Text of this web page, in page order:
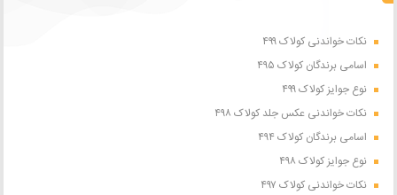
نکات خواندنی کولاک ۴۹۹
اسامی برندگان کولاک ۴۹۵
نوع جوایز کولاک ۴۹۹
نکات خواندنی عکس جلد کولاک ۴۹۸
اسامی برندگان کولاک ۴۹۴
نوع جوایز کولاک ۴۹۸
نکات خواندنی کولاک ۴۹۷